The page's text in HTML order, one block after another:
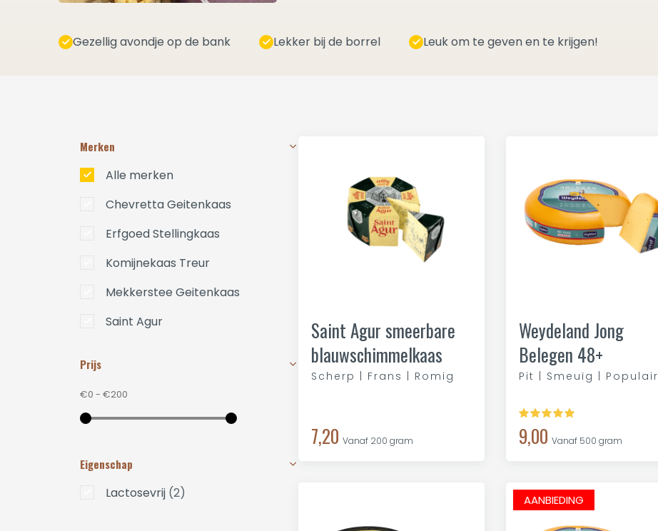
Gezellig avondje op de bank Lekker bij de borrel Leuk om te geven en te krijgen!
Saint Agur smeerbare
blauwschimmelkaas
Scherp | Frans | Romig
7,20 Vanaf 200 gram
Weydeland Jong
Belegen 48+
Pit | Smeuïg | Populair
9,00 Vanaf 500 gram
AANBIEDING
Merken
Alle merken
Chevretta Geitenkaas
Erfgoed Stellingkaas
Komijnekaas Treur
Mekkerstee Geitenkaas
Saint Agur
Prijs
€0 - €200
Eigenschap
Lactosevrij (2)